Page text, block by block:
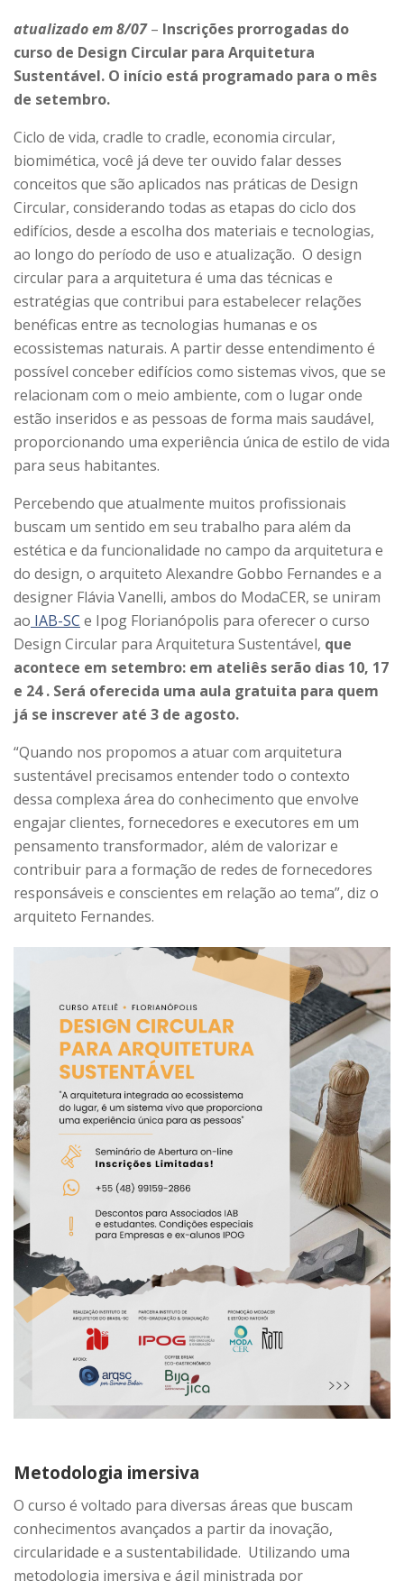
atualizado em 8/07– Inscrições prorrogadas do
curso de Design Circular para Arquitetura
Sustentável. O início está programado para o mês
de setembro.
Ciclo de vida, cradle to cradle, economia circular,
biomimética, você já deve ter ouvido falar desses
conceitos que são aplicados nas práticas de Design
Circular, considerando todas as etapas do ciclo dos
edifícios, desde a escolha dos materiais e tecnologias,
ao longo do período de uso e atualização. O design
circular para a arquitetura é uma das técnicas e
estratégias que contribui para estabelecer relações
benéficas entre as tecnologias humanas e os
ecossistemas naturais. A partir desse entendimento é
possível conceber edifícios como sistemas vivos, que se
relacionam com o meio ambiente, com o lugar onde
estão inseridos e as pessoas de forma mais saudável,
proporcionando uma experiência única de estilo de vida
para seus habitantes.
Percebendo que atualmente muitos profissionais
buscam um sentido em seu trabalho para além da
estética e da funcionalidade no campo da arquitetura e
do design, o arquiteto Alexandre Gobbo Fernandes e a
designer Flávia Vanelli, ambos do ModaCER, se uniram
ao IAB-SC e Ipog Florianópolis para oferecer o curso
Design Circular para Arquitetura Sustentável, que
acontece em setembro: em ateliês serão dias 10, 17
e 24 . Será oferecida uma aula gratuita para quem
já se inscrever até 3 de agosto.
“Quando nos propomos a atuar com arquitetura
sustentável precisamos entender todo o contexto
dessa complexa área do conhecimento que envolve
engajar clientes, fornecedores e executores em um
pensamento transformador, além de valorizar e
contribuir para a formação de redes de fornecedores
responsáveis e conscientes em relação ao tema”, diz o
arquiteto Fernandes.
Metodologia imersiva
O curso é voltado para diversas áreas que buscam
conhecimentos avançados a partir da inovação,
circularidade e a sustentabilidade. Utilizando uma
metodologia imersiva e ágil ministrada por